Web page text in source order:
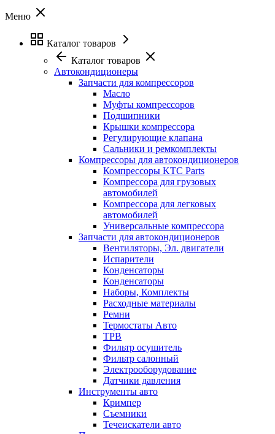
Меню
Каталог товаров
Каталог товаров
Автокондиционеры
Запчасти для компрессоров
Масло
Муфты компрессоров
Подшипники
Крышки компрессора
Регулирующие клапана
Сальники и ремкомплекты
Компрессоры для автокондиционеров
Компрессоры KTC Parts
Компрессора для грузовых
автомобилей
Компрессора для легковых
автомобилей
Универсальные компрессора
Запчасти для автокондиционеров
Вентиляторы, Эл. двигатели
Испарители
Конденсаторы
Конденсаторы
Наборы, Комплекты
Расходные материалы
Ремни
Термостаты Авто
ТРВ
Фильтр осушитель
Фильтр салонный
Электрооборудование
Датчики давления
Инструменты авто
Кримпер
Съемники
Течеискатели авто